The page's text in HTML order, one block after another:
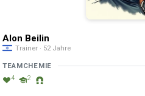
Alon Beilin
Trainer · 52 Jahre
TEAMCHEMIE
4 2